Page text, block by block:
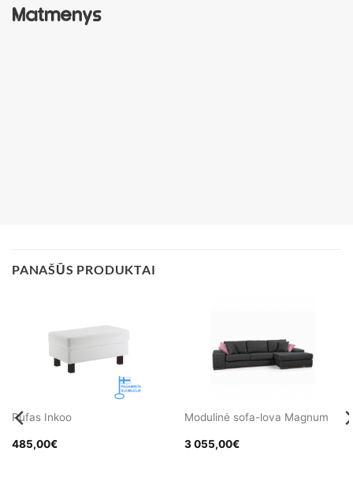
Matmenys
PANAŠŪS PRODUKTAI
Pufas Inkoo
485,00€
Modulinė sofa-lova Magnum
3 055,00€